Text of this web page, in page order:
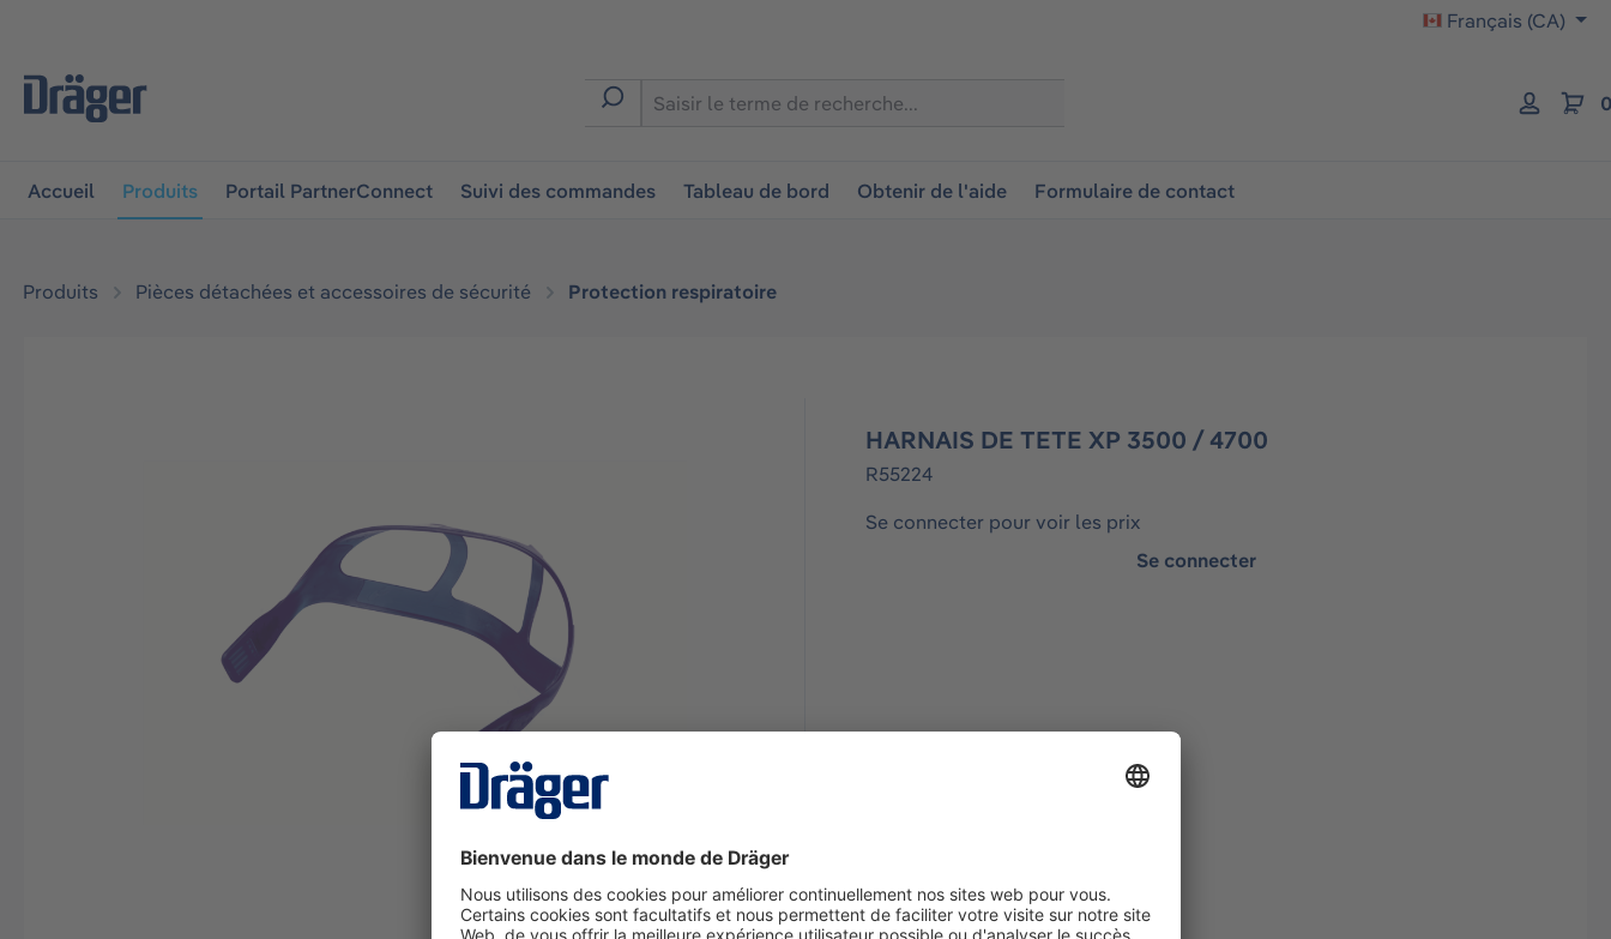
Français (CA)
Accueil Produits Portail PartnerConnect Suivi des commandes Tableau de bord Obtenir de l'aide Formulaire de contact
Produits Pièces détachées et accessoires de sécurité Protection respiratoire
HARNAIS DE TETE XP 3500 / 4700
R55224
Se connecter pour voir les prix
Se connecter